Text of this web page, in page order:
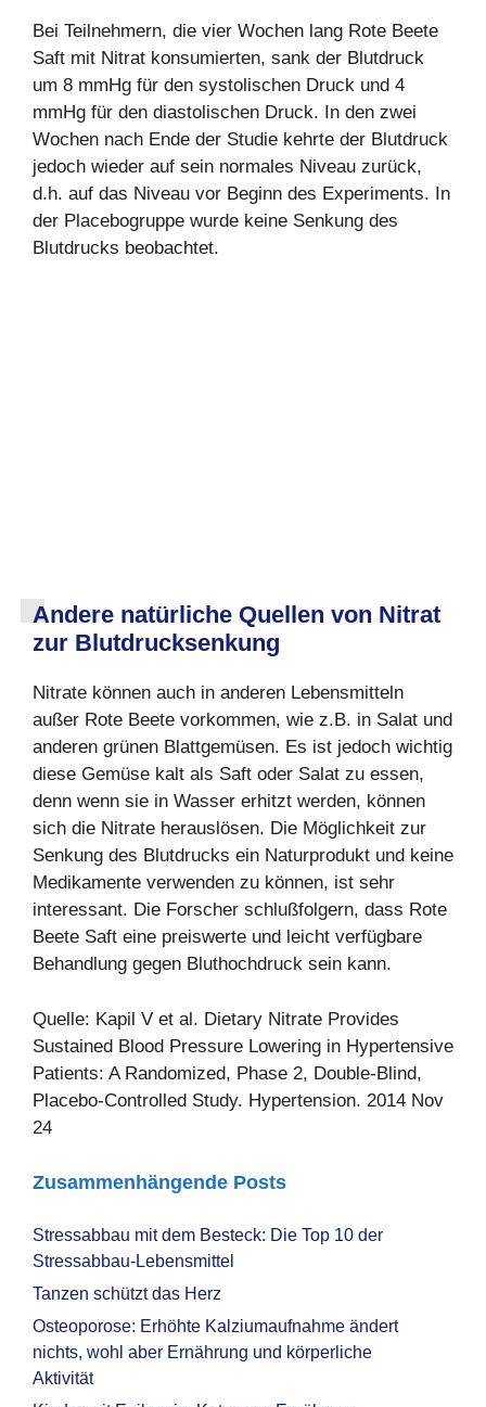
Bei Teilnehmern, die vier Wochen lang Rote Beete
Saft mit Nitrat konsumierten, sank der Blutdruck
um 8 mmHg für den systolischen Druck und 4
mmHg für den diastolischen Druck. In den zwei
Wochen nach Ende der Studie kehrte der Blutdruck
jedoch wieder auf sein normales Niveau zurück,
d.h. auf das Niveau vor Beginn des Experiments. In
der Placebogruppe wurde keine Senkung des
Blutdrucks beobachtet.
Andere natürliche Quellen von Nitrat
zur Blutdrucksenkung
Nitrate können auch in anderen Lebensmitteln
außer Rote Beete vorkommen, wie z.B. in Salat und
anderen grünen Blattgemüsen. Es ist jedoch wichtig
diese Gemüse kalt als Saft oder Salat zu essen,
denn wenn sie in Wasser erhitzt werden, können
sich die Nitrate herauslösen. Die Möglichkeit zur
Senkung des Blutdrucks ein Naturprodukt und keine
Medikamente verwenden zu können, ist sehr
interessant. Die Forscher schlußfolgern, dass Rote
Beete Saft eine preiswerte und leicht verfügbare
Behandlung gegen Bluthochdruck sein kann.
Quelle: Kapil V et al. Dietary Nitrate Provides
Sustained Blood Pressure Lowering in Hypertensive
Patients: A Randomized, Phase 2, Double-Blind,
Placebo-Controlled Study. Hypertension. 2014 Nov
24
Zusammenhängende Posts
Stressabbau mit dem Besteck: Die Top 10 der
Stressabbau-Lebensmittel
Tanzen schützt das Herz
Osteoporose: Erhöhte Kalziumaufnahme ändert
nichts, wohl aber Ernährung und körperliche
Aktivität